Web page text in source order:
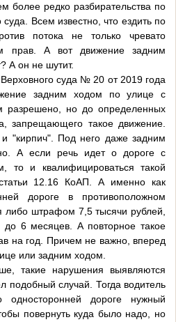
более редко разбирательства по
Всем известно, что ездить по
потока не только чревато
прав. А вот движение задним
А он не шутит.
суда № 20 от 2019 года
задним ходом по улице с
разрешено, но до определенных
запрещающего такое движение.
"кирпич". Под него даже задним
А если речь идет о дороге с
то и квалифицироваться такой
12.16 КоАП. А именно как
дороге в противоположном
либо штрафом 7,5 тысячи рублей,
6 месяцев. А повторное такое
на год. Причем не важно, вперед
или задним ходом.
такие нарушения выявляются
подобный случай. Тогда водитель
дороге нужный
повернуть куда было надо, но